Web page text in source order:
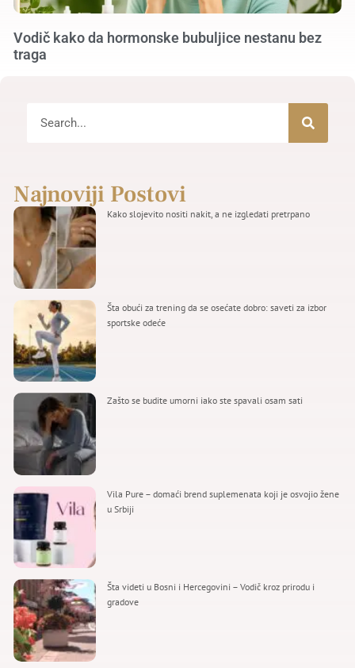
Vodič kako da hormonske bubuljice nestanu bez
traga
Najnoviji Postovi
Kako slojevito nositi nakit, a ne izgledati pretrpano
Šta obući za trening da se osećate dobro: saveti za izbor
sportske odeće
Zašto se budite umorni iako ste spavali osam sati
Vila Pure – domaći brend suplemenata koji je osvojio žene
u Srbiji
Šta videti u Bosni i Hercegovini – Vodič kroz prirodu i
gradove